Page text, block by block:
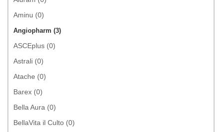
Aminu (0)
Angiopharm (3)
ASCEplus (0)
Astrali (0)
Atache (0)
Barex (0)
Bella Aura (0)
BellaVita il Culto (0)